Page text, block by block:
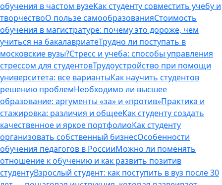
обучения в частом вузеКак студенту совместить учебу и
творчествоО пользе самообразованияСтоимость
обучения в магистратуре: почему это дороже, чем
учиться на бакалавриатеТрудно ли поступать в
московские вузы?Стресс и учеба: способы управления
стрессом для студентовТрудоустройство при помощи
университета: все вариантыКак научить студентов
решению проблемНеобходимо ли высшее
образование: аргументы «за» и «против»Практика и
стажировка: различия и общееКак студенту создать
качественное и яркое портфолиоКак студенту
организовать собственный бизнесОсобенности
обучения педагогов в РоссииМожно ли поменять
отношение к обучению и как развить позитив
студентуВзрослый студент: как поступить в вуз после 30